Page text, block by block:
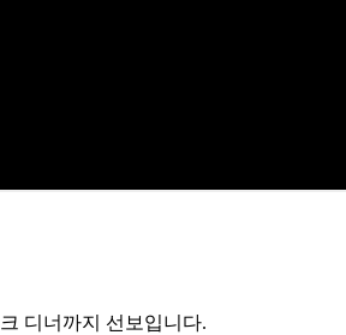
디너까지 선보입니다.